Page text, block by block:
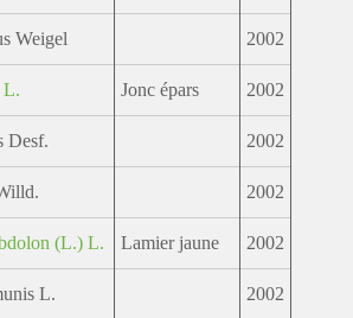
Weigel 2002
L. Jonc épars 2002
Desf. 2002
2002
(L.) L. Lamier jaune 2002
L. 2002